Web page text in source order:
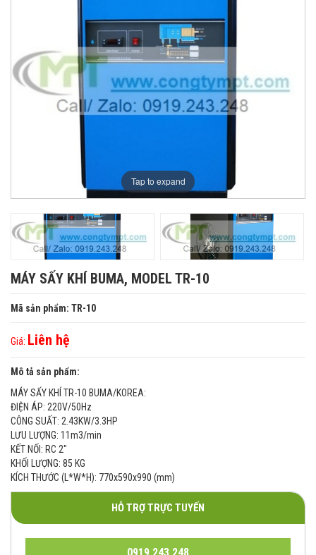
Tap to expand
MÁY SẤY KHÍ BUMA, MODEL TR-10
Mã sản phẩm: TR-10
Giá: Liên hệ
Mô tả sản phẩm:
MÁY SẤY KHÍ TR-10 BUMA/KOREA:
ĐIỆN ÁP: 220V/50Hz
CÔNG SUẤT: 2.43KW/3.3HP
LƯU LƯỢNG: 11m3/min
KẾT NỐI: RC 2"
KHỐI LƯỢNG: 85 KG
KÍCH THƯỚC (L*W*H): 770x590x990 (mm)
HỖ TRỢ TRỰC TUYẾN